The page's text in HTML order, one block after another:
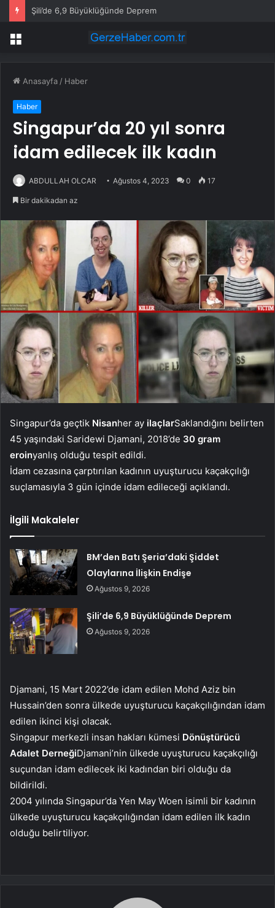
Şili’de 6,9 Büyüklüğünde Deprem
Menü
Anasayfa / Haber
Haber
Singapur’da 20 yıl sonra
idam edilecek ilk kadın
ABDULLAH OLCAR Ağustos 4, 2023 0 17
Bir dakikadan az
Singapur’da geçtik Nisanher ay ilaçlarSaklandığını belirten
45 yaşındaki Saridewi Djamani, 2018’de 30 gram
eroinyanlış olduğu tespit edildi.
İdam cezasına çarptırılan kadının uyuşturucu kaçakçılığı
suçlamasıyla 3 gün içinde idam edileceği açıklandı.
İlgili Makaleler
BM’den Batı Şeria’daki Şiddet
Olaylarına İlişkin Endişe
Ağustos 9, 2026
Şili’de 6,9 Büyüklüğünde Deprem
Ağustos 9, 2026
Djamani, 15 Mart 2022’de idam edilen Mohd Aziz bin
Hussain’den sonra ülkede uyuşturucu kaçakçılığından idam
edilen ikinci kişi olacak.
Singapur merkezli insan hakları kümesi Dönüştürücü
Adalet DerneğiDjamani’nin ülkede uyuşturucu kaçakçılığı
suçundan idam edilecek iki kadından biri olduğu da
bildirildi.
2004 yılında Singapur’da Yen May Woen isimli bir kadının
ülkede uyuşturucu kaçakçılığından idam edilen ilk kadın
olduğu belirtiliyor.